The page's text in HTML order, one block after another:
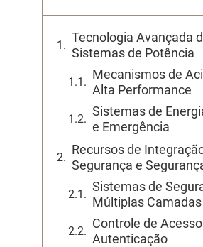
Tecnologia Avançada
Sistemas de Potência
Mecanismos de
Alta Performance
Sistemas de
e Emergência
Recursos de
Segurança e
Sistemas de
Múltiplas Camadas
Controle de
Autenticação